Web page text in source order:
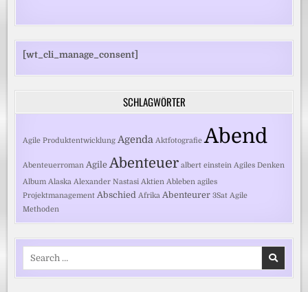
[wt_cli_manage_consent]
SCHLAGWÖRTER
Agile Produktentwicklung Agenda Aktfotografie Abend
Abenteuerroman Agile Abenteuer albert einstein Agiles Denken
Album Alaska Alexander Nastasi Aktien Ableben agiles
Projektmanagement Abschied Afrika Abenteurer 3Sat Agile
Methoden
Search